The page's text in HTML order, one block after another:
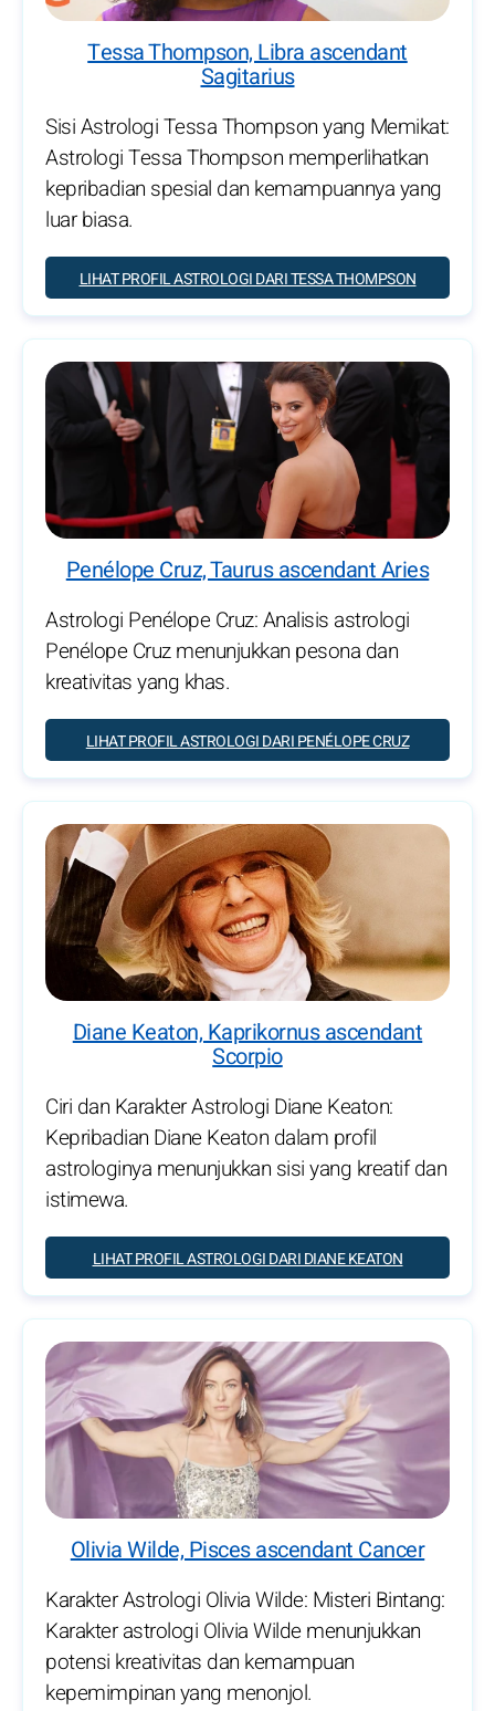
Tessa Thompson, Libra ascendant
Sagitarius
Sisi Astrologi Tessa Thompson yang Memikat:
Astrologi Tessa Thompson memperlihatkan
kepribadian spesial dan kemampuannya yang
luar biasa.
LIHAT PROFIL ASTROLOGI DARI TESSA THOMPSON
Penélope Cruz, Taurus ascendant Aries
Astrologi Penélope Cruz: Analisis astrologi
Penélope Cruz menunjukkan pesona dan
kreativitas yang khas.
LIHAT PROFIL ASTROLOGI DARI PENÉLOPE CRUZ
Diane Keaton, Kaprikornus ascendant
Scorpio
Ciri dan Karakter Astrologi Diane Keaton:
Kepribadian Diane Keaton dalam profil
astrologinya menunjukkan sisi yang kreatif dan
istimewa.
LIHAT PROFIL ASTROLOGI DARI DIANE KEATON
Olivia Wilde, Pisces ascendant Cancer
Karakter Astrologi Olivia Wilde: Misteri Bintang:
Karakter astrologi Olivia Wilde menunjukkan
potensi kreativitas dan kemampuan
kepemimpinan yang menonjol.